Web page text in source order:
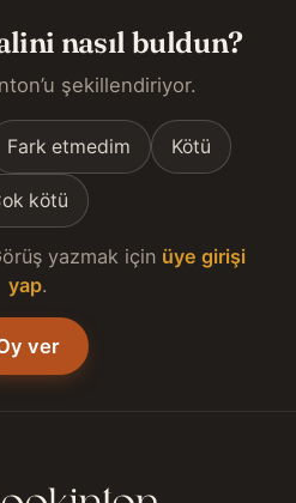
nasıl buldun?
şekillendiriyor.
Fark etmedim Kötü
kötü
yazmak için üye girişi
yap.
ver